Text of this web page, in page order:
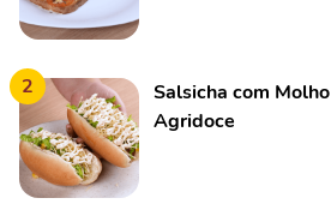
2
Salsicha com Molho
Agridoce